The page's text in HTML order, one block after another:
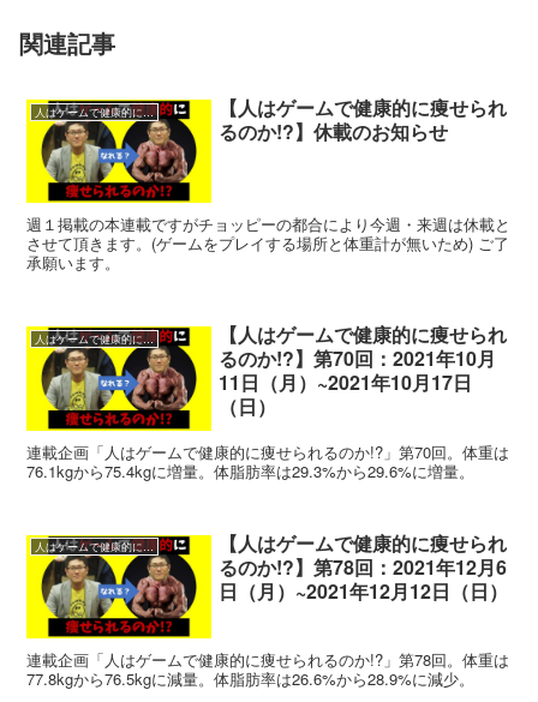
関連記事
人はゲームで健康的に痩せられるのか!?
【人はゲームで健康的に痩せられ
るのか!?】休載のお知らせ
週１掲載の本連載ですがチョッピーの都合により今週・来週は休載と
させて頂きます。(ゲームをプレイする場所と体重計が無いため) ご了
承願います。
人はゲームで健康的に痩せられるのか!?
【人はゲームで健康的に痩せられ
るのか!?】第70回：2021年10月
11日（月）~2021年10月17日
（日）
連載企画「人はゲームで健康的に痩せられるのか!?」第70回。体重は
76.1kgから75.4kgに増量。体脂肪率は29.3%から29.6%に増量。
人はゲームで健康的に痩せられるのか!?
【人はゲームで健康的に痩せられ
るのか!?】第78回：2021年12月6
日（月）~2021年12月12日（日）
連載企画「人はゲームで健康的に痩せられるのか!?」第78回。体重は
77.8kgから76.5kgに減量。体脂肪率は26.6%から28.9%に減少。